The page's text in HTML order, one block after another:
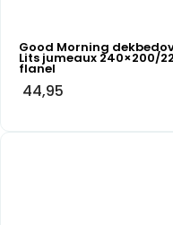
Good Morning
Lits jumeaux 240×200/
flanel
44,95